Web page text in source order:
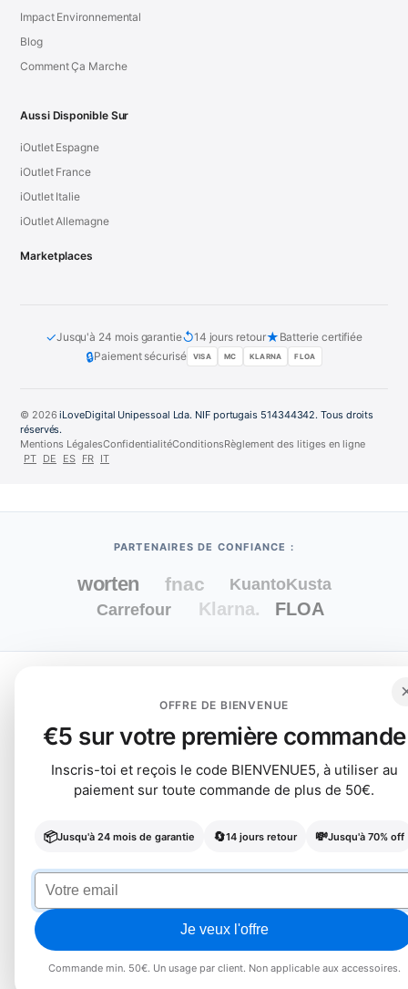
Impact Environnemental
Blog
Comment Ça Marche
Aussi Disponible Sur
iOutlet Espagne
iOutlet France
iOutlet Italie
iOutlet Allemagne
Marketplaces
✓Jusqu'à 24 mois garantie↺14 jours retour★ Batterie certifiée
🔒Paiement sécurisé VISA MC KLARNA FLOA
© 2026iLoveDigital Unipessoal Lda. NIF portugais 514344342. Tous droits
réservés.
Mentions LégalesConfidentialitéConditionsRèglement des litiges en ligne
PT DE ES FR IT
PARTENAIRES DE CONFIANCE :
OFFRE DE BIENVENUE
€5 sur votre première commande
Inscris-toi et reçois le code BIENVENUE5, à utiliser au
paiement sur toute commande de plus de 50€.
📦Jusqu'à 24 mois de garantie 🔄14 jours retour 💸Jusqu'à 70% off
Je veux l'offre
Commande min. 50€. Un usage par client. Non applicable aux accessoires.